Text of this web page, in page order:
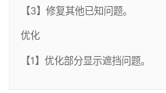
【3】修复其他已知问题。
优化
【1】优化部分显示遮挡问题。